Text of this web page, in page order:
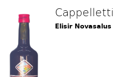
Cappelletti
Elisir Novasalus